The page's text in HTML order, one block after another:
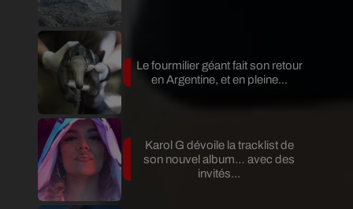
Le fourmilier géant fait son retour
en Argentine, et en pleine...
Karol G dévoile la tracklist de
son nouvel album… avec des
invités...